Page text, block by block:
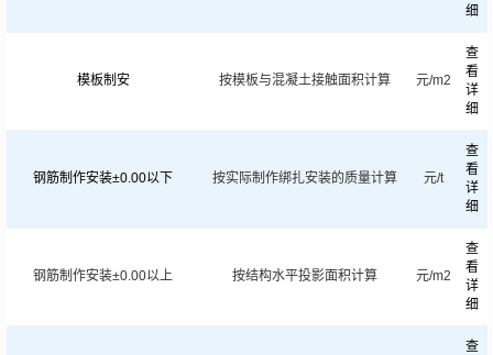
细
模板制安 按模板与混凝土接触面积计算 元/m2
查
看
详
细
钢筋制作安装±0.00以下 按实际制作绑扎安装的质量计算 元/t
查
看
详
细
钢筋制作安装±0.00以上 按结构水平投影面积计算 元/m2
查
看
详
细
查